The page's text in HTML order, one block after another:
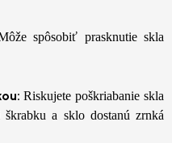
spôsobiť prasknutie skla
Riskujete poškriabanie skla
a sklo dostanú zrnká